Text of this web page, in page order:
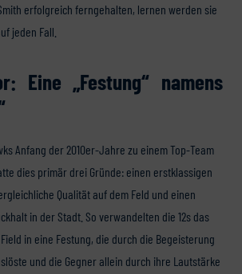
erfolgreich ferngehalten, lernen werden sie
jeden Fall.
Eine „Festung“ namens
Anfang der 2010er-Jahre zu einem Top-Team
dies primär drei Gründe: einen erstklassigen
Qualität auf dem Feld und einen
in der Stadt. So verwandelten die 12s das
in eine Festung, die durch die Begeisterung
und die Gegner allein durch ihre Lautstärke